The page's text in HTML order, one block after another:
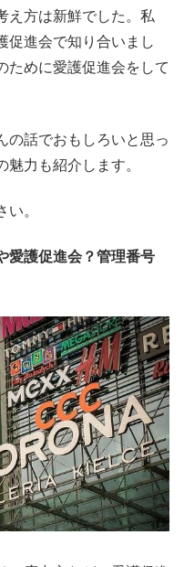
え方は新鮮でした。私
促進会で知り合いまし
ために愛護促進会をして
の話でおもしろいと思っ
力も紹介します。
。
愛護促進会？管理番号